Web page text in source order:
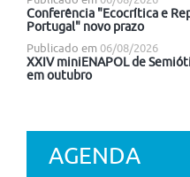
Conferência "Ecocrítica e
Portugal" novo prazo
Publicado em 06/08/2026
XXIV miniENAPOL de
em outubro
AGENDA